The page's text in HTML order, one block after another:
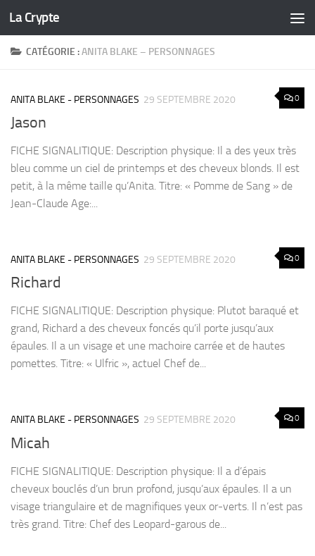
Skip to content
La Crypte
CATÉGORIE :ANITA BLAKE – PERSONNAGES
0
ANITA BLAKE - PERSONNAGES 29 SEPTEMBRE 2020
Jason
FICHE SIGNALITIQUE: Description physique: Il a des yeux très
bleu comme un ciel de printemps et des cheveux blonds. Il est
petit, à la même taille qu’Anita. Titre: « Pomme de Sang » de
Jean-Claude Age:...
0
ANITA BLAKE - PERSONNAGES 29 SEPTEMBRE 2020
Richard
FICHE SIGNALITIQUE: Description physique: Plutot baraqué et
grand, Richard a des cheveux foncés qu’il porte jusqu’aux
épaules. Il a un visage et une machoire carrée et de hautes
pomettes. Titre: « Ulfric », actuel Chef de...
0
ANITA BLAKE - PERSONNAGES 29 SEPTEMBRE 2020
Micah
FICHE SIGNALITIQUE: Description physique: Il a d’épais
cheveux bouclés d’un brun profond, jusqu’aux épaules. Il a un
visage triangulaire et de magnifiques yeux or-verts. Il n’est pas
très grand. Titre: Chef des Leopard-garous de...